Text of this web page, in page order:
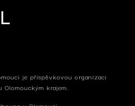
je příspěvkovou organizací
krajem.